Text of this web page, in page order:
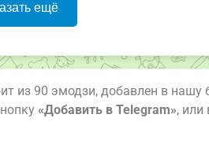
ещё
из 90 эмодзи, добавлен в нашу
«Добавить в Telegram», или